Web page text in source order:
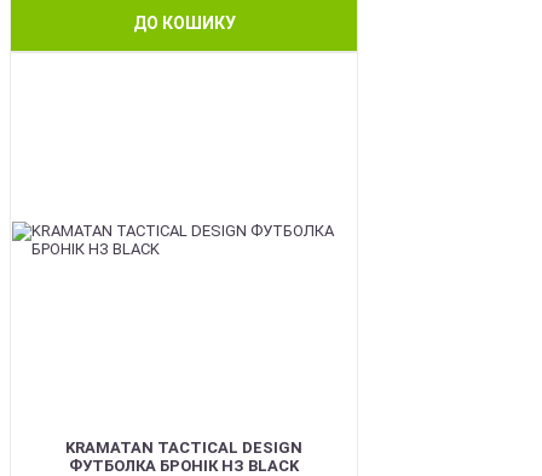
ДО КОШИКУ
KRAMATAN TACTICAL DESIGN
ФУТБОЛКА БРОНІК НЗ BLACK